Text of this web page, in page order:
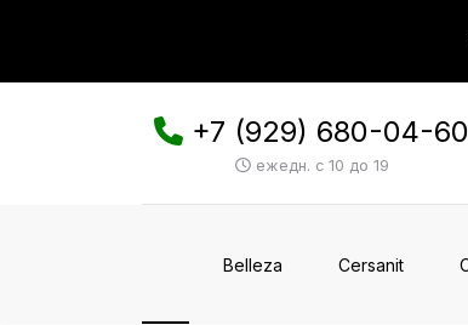
+7 (929) 680-04-60
ежедн. с 10 до 19
Belleza Cersanit